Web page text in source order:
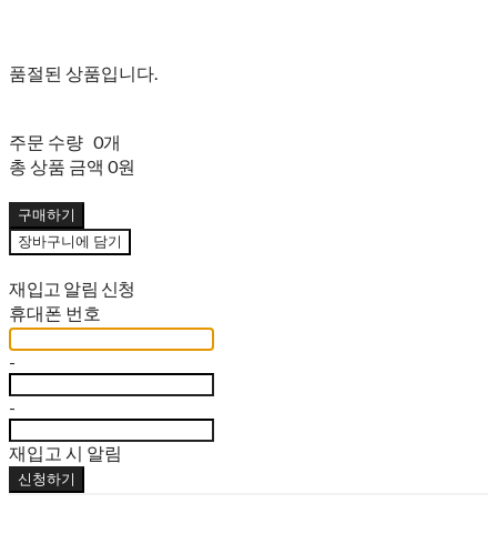
품절된 상품입니다.
주문 수량 0개
총 상품 금액 0원
구매하기
장바구니에 담기
재입고 알림 신청
휴대폰 번호
-
-
재입고 시 알림
신청하기